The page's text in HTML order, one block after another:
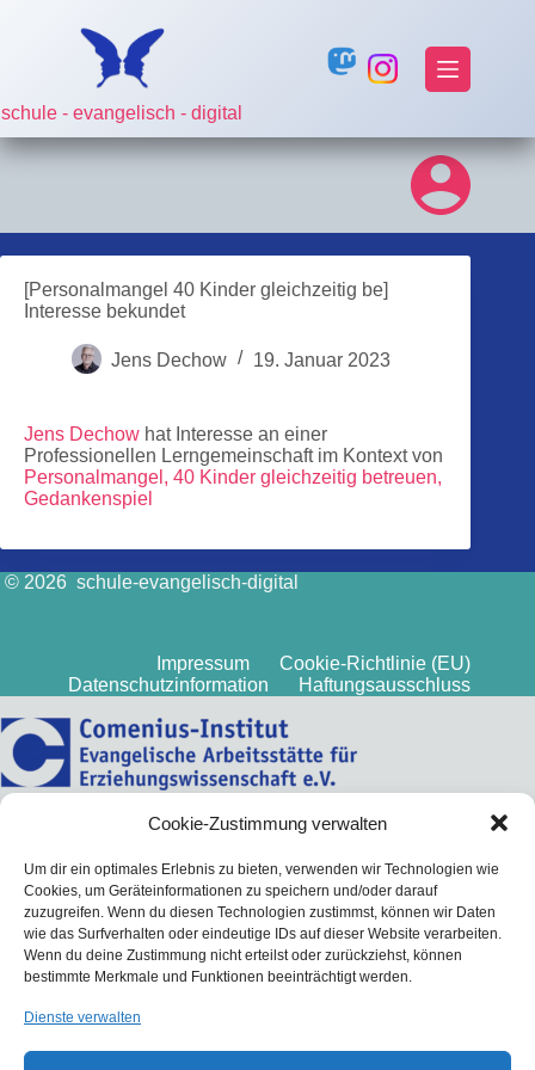
Cookie-Zustimmung verwalten
Um dir ein optimales Erlebnis zu bieten, verwenden wir Technologien wie
Cookies, um Geräteinformationen zu speichern und/oder darauf
zuzugreifen. Wenn du diesen Technologien zustimmst, können wir Daten
wie das Surfverhalten oder eindeutige IDs auf dieser Website verarbeiten.
Wenn du deine Zustimmung nicht erteilst oder zurückziehst, können
bestimmte Merkmale und Funktionen beeinträchtigt werden.
Dienste verwalten
schule - evangelisch - digital
[Personalmangel 40 Kinder gleichzeitig be]
Interesse bekundet
Jens Dechow 19. Januar 2023
Jens Dechow hat Interesse an einer
Professionellen Lerngemeinschaft im Kontext von
Personalmangel, 40 Kinder gleichzeitig betreuen,
Gedankenspiel
© 2026 schule-evangelisch-digital
Impressum
Cookie-Richtlinie (EU)
Datenschutzinformation
Haftungsausschluss